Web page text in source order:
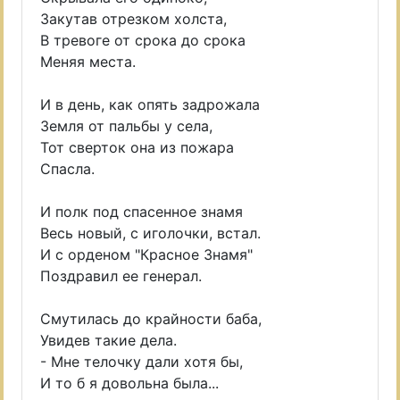
Закутав отрезком холста,
В тревоге от срока до срока
Меняя места.
И в день, как опять задрожала
Земля от пальбы у села,
Тот сверток она из пожара
Спасла.
И полк под спасенное знамя
Весь новый, с иголочки, встал.
И с орденом "Красное Знамя"
Поздравил ее генерал.
Смутилась до крайности баба,
Увидев такие дела.
- Мне телочку дали хотя бы,
И то б я довольна была...